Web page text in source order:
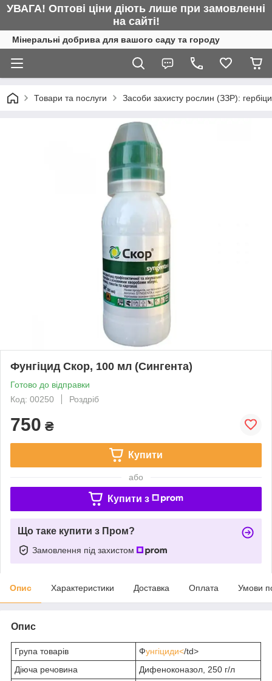
УВАГА! Оптові ціни діють лише при замовленні
на сайті!
Мінеральні добрива для вашого саду та городу
Товари та послуги Засоби захисту рослин (ЗЗР):
Фунгіцид Скор, 100 мл (Сингента)
Готово до відправки
Код: 00250
Роздріб
750 ₴
Купити
або
Купити з
Що таке купити з Пром?
Замовлення під захистом
Опис Характеристики Доставка Оплата Умови
Опис
Група товарів Фунгіциди</td>
Діюча речовина
Дифеноконазол, 250 г/л